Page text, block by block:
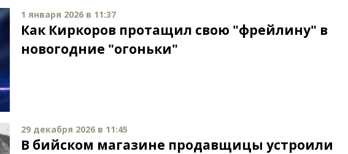
1 января 2026 в 11:37
Как Киркоров протащил свою "фрейлину" в
новогодние "огоньки"
29 декабря 2026 в 11:45
В бийском магазине продавщицы устроили